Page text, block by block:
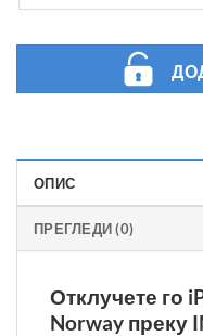
ОПИС
ПРЕГЛЕДИ (0)
Отклучете го
Norway преку